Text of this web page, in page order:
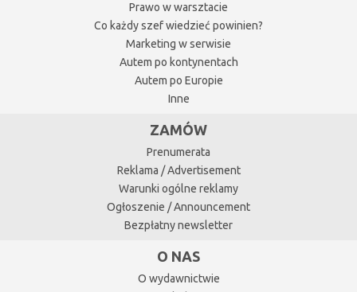
Prawo w warsztacie
Co każdy szef wiedzieć powinien?
Marketing w serwisie
Autem po kontynentach
Autem po Europie
Inne
ZAMÓW
Prenumerata
Reklama / Advertisement
Warunki ogólne reklamy
Ogłoszenie / Announcement
Bezpłatny newsletter
O NAS
O wydawnictwie